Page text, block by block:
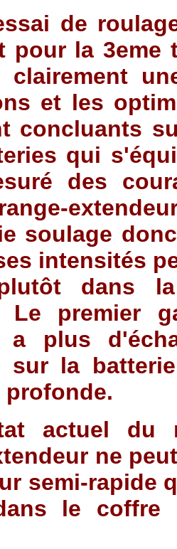
de
pour la 3eme
clairement
et les
concluants
qui
des
soulage
intensités
dans
Le premier
plus
sur la
profonde.
actuel du
ne
semi-rapide
le